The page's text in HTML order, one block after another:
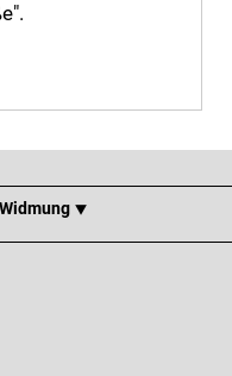
Widmung ⯆